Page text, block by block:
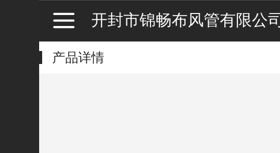
开封市锦畅布风管有限公
产品详情